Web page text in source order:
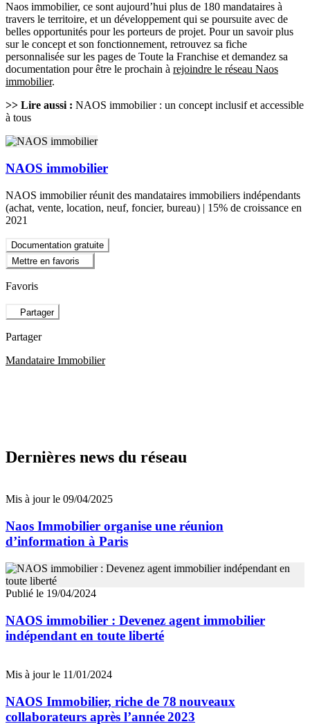
Naos immobilier, ce sont aujourd’hui plus de 180 mandataires à
travers le territoire, et un développement qui se poursuite avec de
belles opportunités pour les porteurs de projet. Pour un savoir plus
sur le concept et son fonctionnement, retrouvez sa fiche
personnalisée sur les pages de Toute la Franchise et demandez sa
documentation pour être le prochain à rejoindre le réseau Naos
immobilier.
>> Lire aussi : NAOS immobilier : un concept inclusif et accessible
à tous
NAOS immobilier
NAOS immobilier réunit des mandataires immobiliers indépendants
(achat, vente, location, neuf, foncier, bureau) | 15% de croissance en
2021
Documentation gratuite
Mettre en favoris
Favoris
Partager
Partager
Mandataire Immobilier
Dernières news du réseau
Mis à jour le 09/04/2025
Naos Immobilier organise une réunion
d’information à Paris
Publié le 19/04/2024
NAOS immobilier : Devenez agent immobilier
indépendant en toute liberté
Mis à jour le 11/01/2024
NAOS Immobilier, riche de 78 nouveaux
collaborateurs après l’année 2023